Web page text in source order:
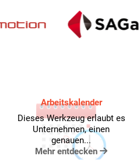
Arbeitskalender
Dieses Werkzeug erlaubt es
Unternehmen, einen
genauen...
Mehr entdecken